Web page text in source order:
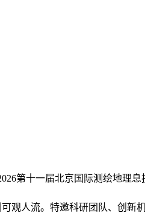
第十一届北京国际测绘地理
观人流。特邀科研团队、创新